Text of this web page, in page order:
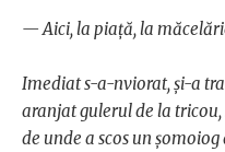
— Aici, la piaţă, la
Imediat s-a-nviorat, şi-a
aranjat gulerul de la
de unde a scos un